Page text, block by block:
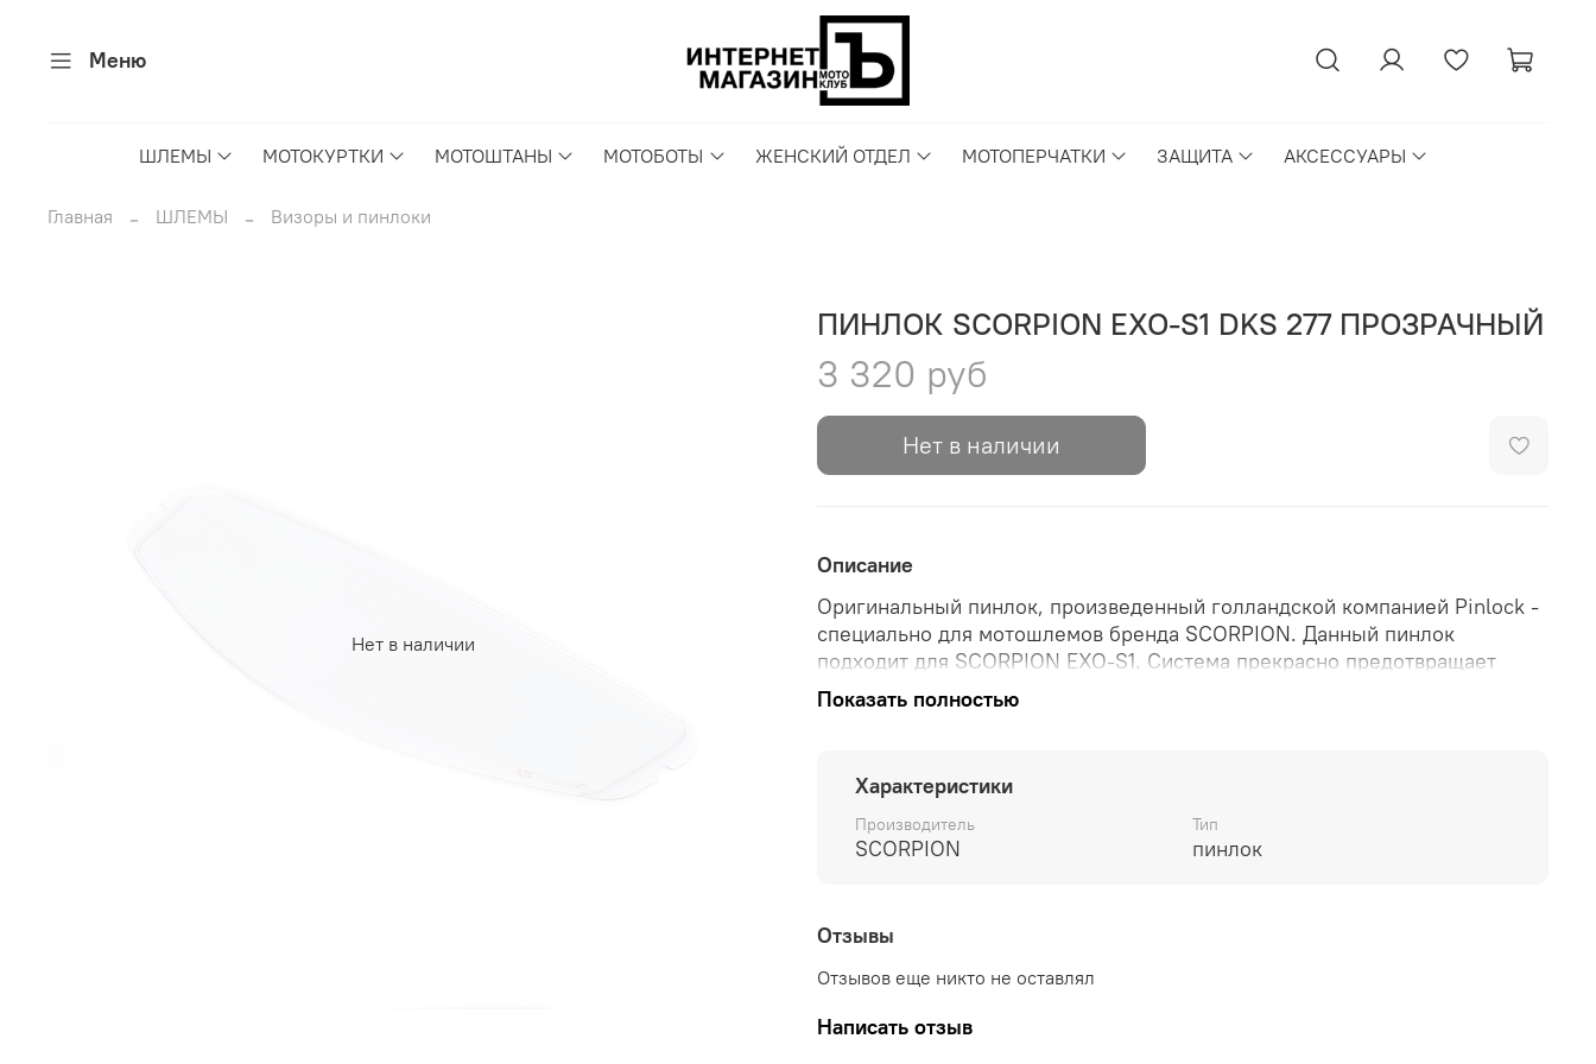
Меню
ШЛЕМЫ МОТОКУРТКИ МОТОШТАНЫ МОТОБОТЫ ЖЕНСКИЙ ОТДЕЛ МОТОПЕРЧАТКИ ЗАЩИТА АКСЕССУАРЫ
Главная ШЛЕМЫ Визоры и пинлоки
Нет в наличии
ПИНЛОК SCORPION EXO-S1 DKS 277 ПРОЗРАЧНЫЙ
3 320 руб
Нет в наличии
Описание
Оригинальный пинлок, произведенный голландской компанией Pinlock -
специально для мотошлемов бренда SCORPION. Данный пинлок
подходит для SCORPION EXO-S1. Система прекрасно предотвращает
запотевание визора в холодную погоду, в туман или дождь.
Показать полностью
Характеристики
Производитель
SCORPION
Тип
пинлок
Отзывы
Отзывов еще никто не оставлял
Написать отзыв